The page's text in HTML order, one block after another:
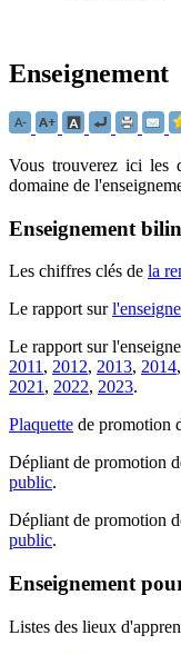
Enseignement
Vous trouverez ici les
domaine de
Enseignement
Les chiffres clés de la
Le rapport sur
Le rapport sur
2011, 2012, 2013, 2014,
2021, 2022, 2023.
Plaquette de promotion
Dépliant de promotion
public.
Dépliant de promotion
public.
Enseignement
Listes des lieux